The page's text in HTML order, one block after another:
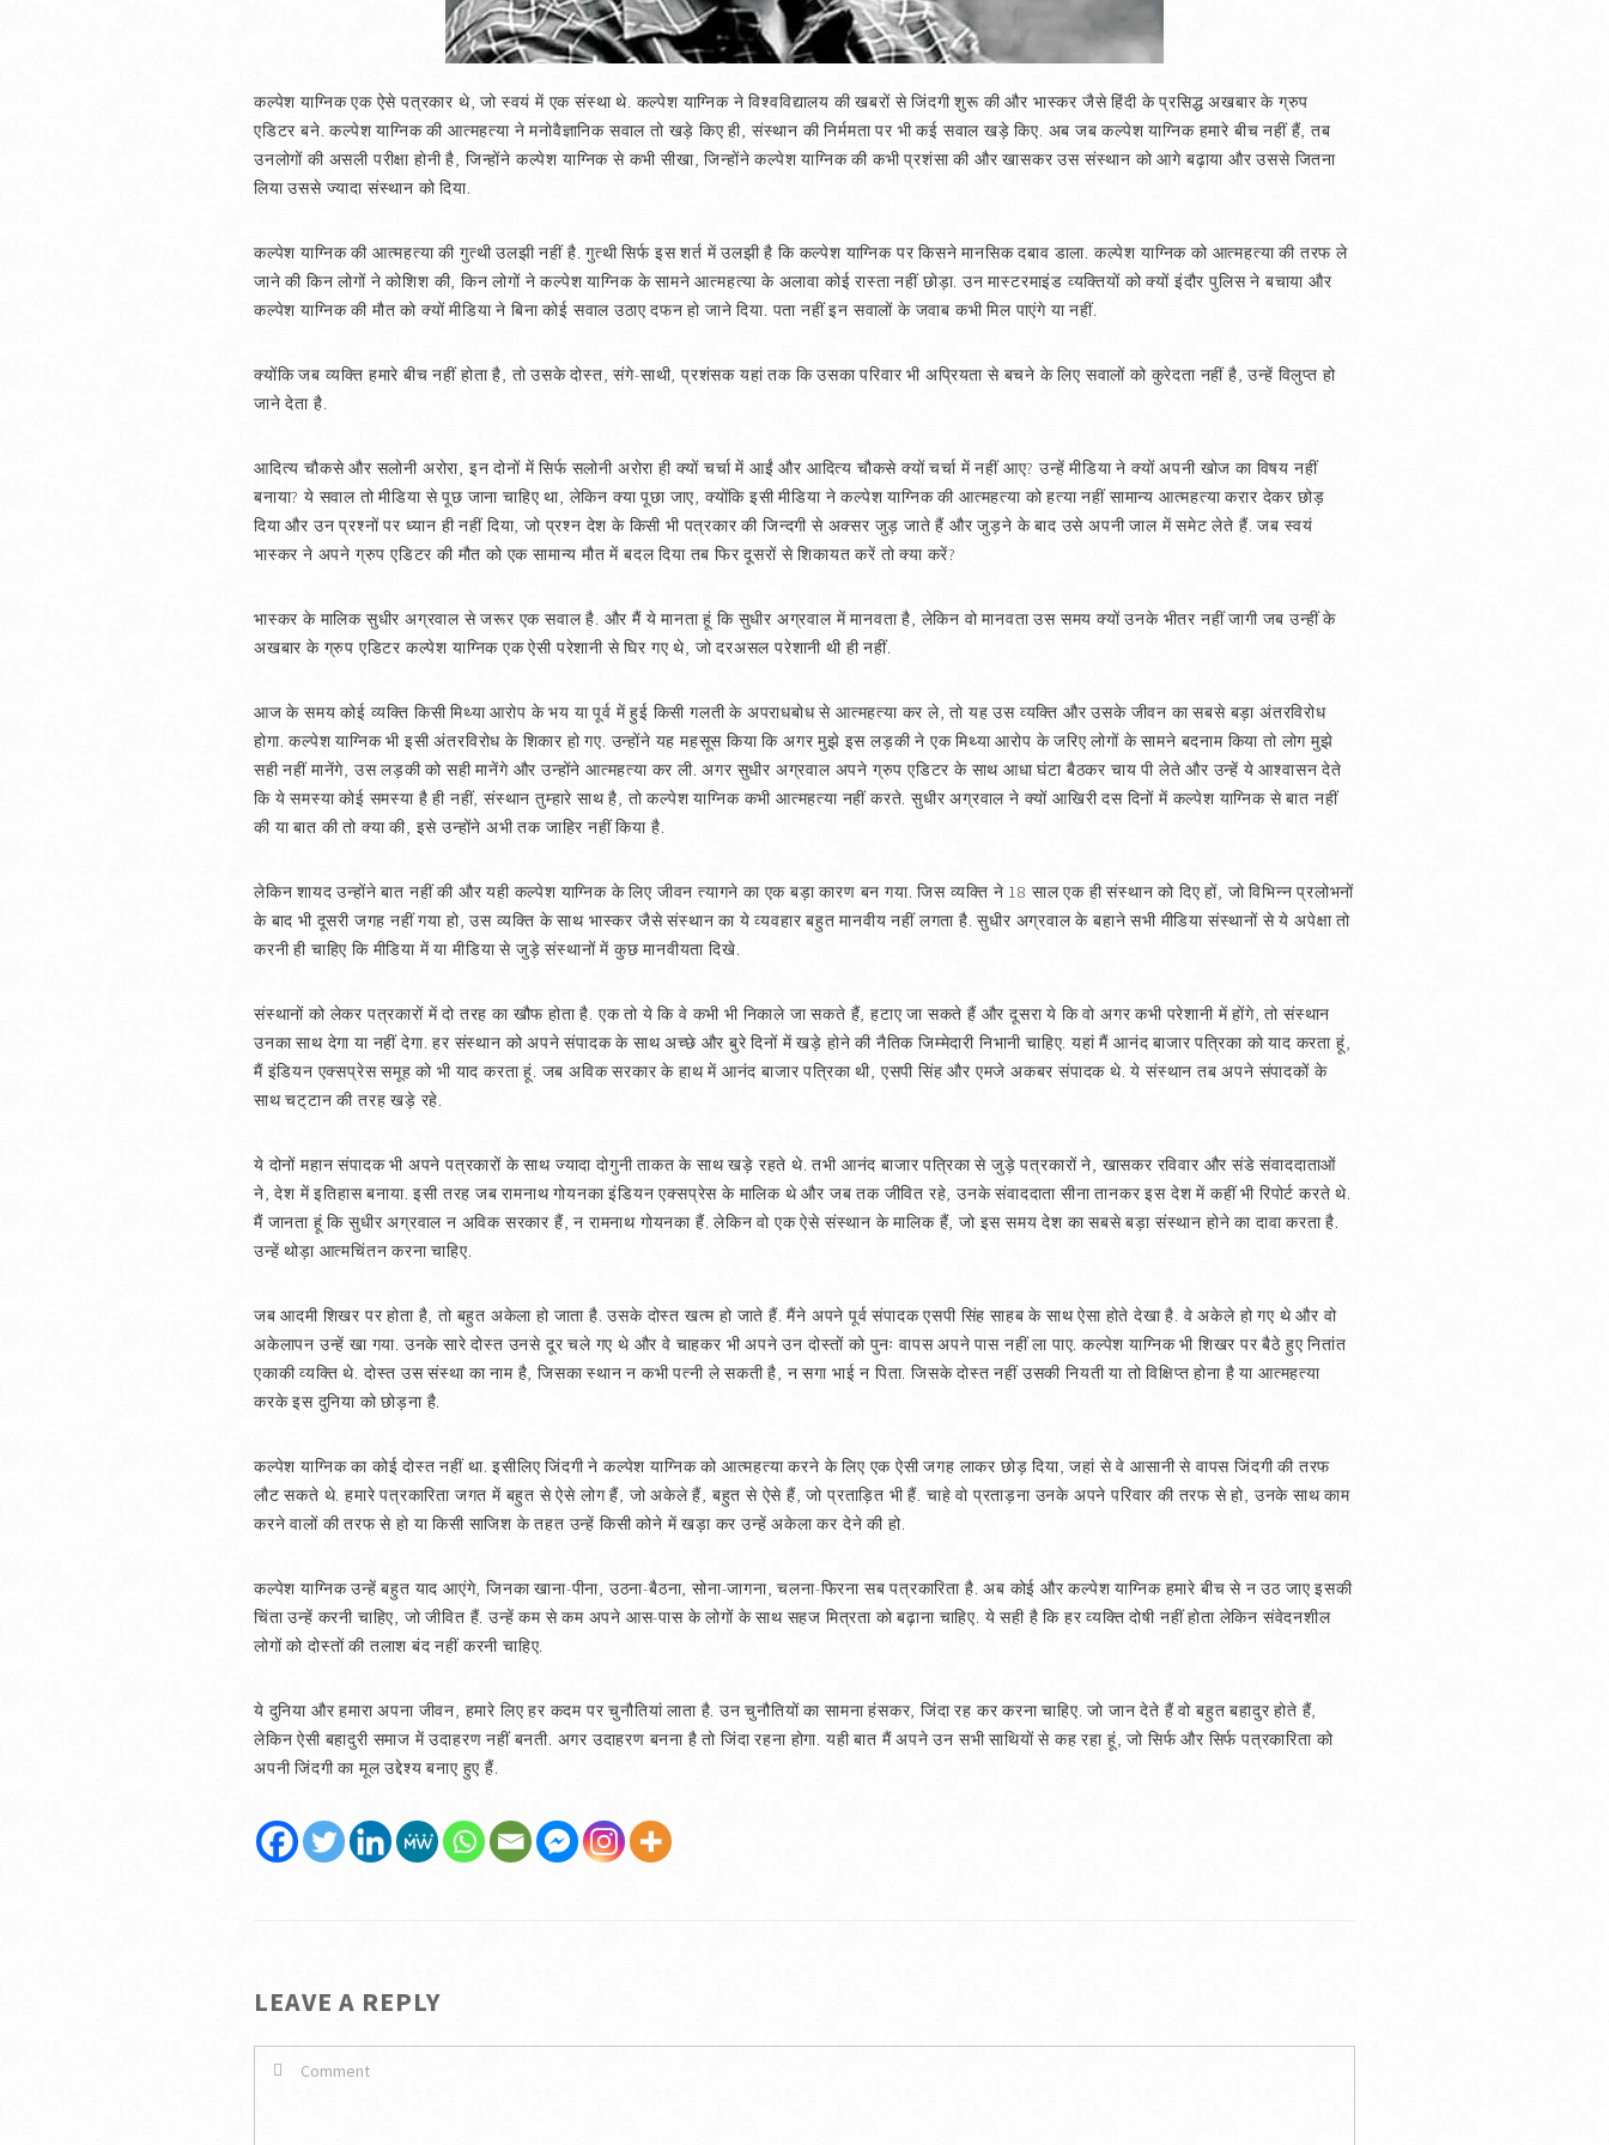
कल्पेश याग्निक एक ऐसे पत्रकार थे, जो स्वयं में एक संस्था थे. कल्पेश याग्निक ने विश्वविद्यालय की खबरों से जिंदगी शुरू की और भास्कर जैसे हिंदी के प्रसिद्ध अखबार के ग्रुप
एडिटर बने. कल्पेश याग्निक की आत्महत्या ने मनोवैज्ञानिक सवाल तो खड़े किए ही, संस्थान की निर्ममता पर भी कई सवाल खड़े किए. अब जब कल्पेश याग्निक हमारे बीच नहीं हैं, तब
उनलोगों की असली परीक्षा होनी है, जिन्होंने कल्पेश याग्निक से कभी सीखा, जिन्होंने कल्पेश याग्निक की कभी प्रशंसा की और खासकर उस संस्थान को आगे बढ़ाया और उससे जितना
लिया उससे ज्यादा संस्थान को दिया.
कल्पेश याग्निक की आत्महत्या की गुत्थी उलझी नहीं है. गुत्थी सिर्फ इस शर्त में उलझी है कि कल्पेश याग्निक पर किसने मानसिक दबाव डाला. कल्पेश याग्निक को आत्महत्या की तरफ ले
जाने की किन लोगों ने कोशिश की, किन लोगों ने कल्पेश याग्निक के सामने आत्महत्या के अलावा कोई रास्ता नहीं छोड़ा. उन मास्टरमाइंड व्यक्तियों को क्यों इंदौर पुलिस ने बचाया और
कल्पेश याग्निक की मौत को क्यों मीडिया ने बिना कोई सवाल उठाए दफन हो जाने दिया. पता नहीं इन सवालों के जवाब कभी मिल पाएंगे या नहीं.
क्योंकि जब व्यक्ति हमारे बीच नहीं होता है, तो उसके दोस्त, संगे-साथी, प्रशंसक यहां तक कि उसका परिवार भी अप्रियता से बचने के लिए सवालों को कुरेदता नहीं है, उन्हें विलुप्त हो
जाने देता है.
आदित्य चौकसे और सलोनी अरोरा, इन दोनों में सिर्फ सलोनी अरोरा ही क्यों चर्चा में आईं और आदित्य चौकसे क्यों चर्चा में नहीं आए? उन्हें मीडिया ने क्यों अपनी खोज का विषय नहीं
बनाया? ये सवाल तो मीडिया से पूछ जाना चाहिए था, लेकिन क्या पूछा जाए, क्योंकि इसी मीडिया ने कल्पेश याग्निक की आत्महत्या को हत्या नहीं सामान्य आत्महत्या करार देकर छोड़
दिया और उन प्रश्नों पर ध्यान ही नहीं दिया, जो प्रश्न देश के किसी भी पत्रकार की जिन्दगी से अक्सर जुड़ जाते हैं और जुड़ने के बाद उसे अपनी जाल में समेट लेते हैं. जब स्वयं
भास्कर ने अपने ग्रुप एडिटर की मौत को एक सामान्य मौत में बदल दिया तब फिर दूसरों से शिकायत करें तो क्या करें?
भास्कर के मालिक सुधीर अग्रवाल से जरूर एक सवाल है. और मैं ये मानता हूं कि सुधीर अग्रवाल में मानवता है, लेकिन वो मानवता उस समय क्यों उनके भीतर नहीं जागी जब उन्हीं के
अखबार के ग्रुप एडिटर कल्पेश याग्निक एक ऐसी परेशानी से घिर गए थे, जो दरअसल परेशानी थी ही नहीं.
आज के समय कोई व्यक्ति किसी मिथ्या आरोप के भय या पूर्व में हुई किसी गलती के अपराधबोध से आत्महत्या कर ले, तो यह उस व्यक्ति और उसके जीवन का सबसे बड़ा अंतरविरोध
होगा. कल्पेश याग्निक भी इसी अंतरविरोध के शिकार हो गए. उन्होंने यह महसूस किया कि अगर मुझे इस लड़की ने एक मिथ्या आरोप के जरिए लोगों के सामने बदनाम किया तो लोग मुझे
सही नहीं मानेंगे, उस लड़की को सही मानेंगे और उन्होंने आत्महत्या कर ली. अगर सुधीर अग्रवाल अपने ग्रुप एडिटर के साथ आधा घंटा बैठकर चाय पी लेते और उन्हें ये आश्वासन देते
कि ये समस्या कोई समस्या है ही नहीं, संस्थान तुम्हारे साथ है, तो कल्पेश याग्निक कभी आत्महत्या नहीं करते. सुधीर अग्रवाल ने क्यों आखिरी दस दिनों में कल्पेश याग्निक से बात नहीं
की या बात की तो क्या की, इसे उन्होंने अभी तक जाहिर नहीं किया है.
लेकिन शायद उन्होंने बात नहीं की और यही कल्पेश याग्निक के लिए जीवन त्यागने का एक बड़ा कारण बन गया. जिस व्यक्ति ने 18 साल एक ही संस्थान को दिए हों, जो विभिन्न प्रलोभनों
के बाद भी दूसरी जगह नहीं गया हो, उस व्यक्ति के साथ भास्कर जैसे संस्थान का ये व्यवहार बहुत मानवीय नहीं लगता है. सुधीर अग्रवाल के बहाने सभी मीडिया संस्थानों से ये अपेक्षा तो
करनी ही चाहिए कि मीडिया में या मीडिया से जुड़े संस्थानों में कुछ मानवीयता दिखे.
संस्थानों को लेकर पत्रकारों में दो तरह का खौफ होता है. एक तो ये कि वे कभी भी निकाले जा सकते हैं, हटाए जा सकते हैं और दूसरा ये कि वो अगर कभी परेशानी में होंगे, तो संस्थान
उनका साथ देगा या नहीं देगा. हर संस्थान को अपने संपादक के साथ अच्छे और बुरे दिनों में खड़े होने की नैतिक जिम्मेदारी निभानी चाहिए. यहां मैं आनंद बाजार पत्रिका को याद करता हूं,
मैं इंडियन एक्सप्रेस समूह को भी याद करता हूं. जब अविक सरकार के हाथ में आनंद बाजार पत्रिका थी, एसपी सिंह और एमजे अकबर संपादक थे. ये संस्थान तब अपने संपादकों के
साथ चट्‌टान की तरह खड़े रहे.
ये दोनों महान संपादक भी अपने पत्रकारों के साथ ज्यादा दोगुनी ताकत के साथ खड़े रहते थे. तभी आनंद बाजार पत्रिका से जुड़े पत्रकारों ने, खासकर रविवार और संडे संवाददाताओं
ने, देश में इतिहास बनाया. इसी तरह जब रामनाथ गोयनका इंडियन एक्सप्रेस के मालिक थे और जब तक जीवित रहे, उनके संवाददाता सीना तानकर इस देश में कहीं भी रिपोर्ट करते थे.
मैं जानता हूं कि सुधीर अग्रवाल न अविक सरकार हैं, न रामनाथ गोयनका हैं. लेकिन वो एक ऐसे संस्थान के मालिक हैं, जो इस समय देश का सबसे बड़ा संस्थान होने का दावा करता है.
उन्हें थोड़ा आत्मचिंतन करना चाहिए.
जब आदमी शिखर पर होता है, तो बहुत अकेला हो जाता है. उसके दोस्त खत्म हो जाते हैं. मैंने अपने पूर्व संपादक एसपी सिंह साहब के साथ ऐसा होते देखा है. वे अकेले हो गए थे और वो
अकेलापन उन्हें खा गया. उनके सारे दोस्त उनसे दूर चले गए थे और वे चाहकर भी अपने उन दोस्तों को पुनः वापस अपने पास नहीं ला पाए. कल्पेश याग्निक भी शिखर पर बैठे हुए नितांत
एकाकी व्यक्ति थे. दोस्त उस संस्था का नाम है, जिसका स्थान न कभी पत्नी ले सकती है, न सगा भाई न पिता. जिसके दोस्त नहीं उसकी नियती या तो विक्षिप्त होना है या आत्महत्या
करके इस दुनिया को छोड़ना है.
कल्पेश याग्निक का कोई दोस्त नहीं था. इसीलिए जिंदगी ने कल्पेश याग्निक को आत्महत्या करने के लिए एक ऐसी जगह लाकर छोड़ दिया, जहां से वे आसानी से वापस जिंदगी की तरफ
लौट सकते थे. हमारे पत्रकारिता जगत में बहुत से ऐसे लोग हैं, जो अकेले हैं, बहुत से ऐसे हैं, जो प्रताड़ित भी हैं. चाहे वो प्रताड़ना उनके अपने परिवार की तरफ से हो, उनके साथ काम
करने वालों की तरफ से हो या किसी साजिश के तहत उन्हें किसी कोने में खड़ा कर उन्हें अकेला कर देने की हो.
कल्पेश याग्निक उन्हें बहुत याद आएंगे, जिनका खाना-पीना, उठना-बैठना, सोना-जागना, चलना-फिरना सब पत्रकारिता है. अब कोई और कल्पेश याग्निक हमारे बीच से न उठ जाए इसकी
चिंता उन्हें करनी चाहिए, जो जीवित हैं. उन्हें कम से कम अपने आस-पास के लोगों के साथ सहज मित्रता को बढ़ाना चाहिए. ये सही है कि हर व्यक्ति दोषी नहीं होता लेकिन संवेदनशील
लोगों को दोस्तों की तलाश बंद नहीं करनी चाहिए.
ये दुनिया और हमारा अपना जीवन, हमारे लिए हर कदम पर चुनौतियां लाता है. उन चुनौतियों का सामना हंसकर, जिंदा रह कर करना चाहिए. जो जान देते हैं वो बहुत बहादुर होते हैं,
लेकिन ऐसी बहादुरी समाज में उदाहरण नहीं बनती. अगर उदाहरण बनना है तो जिंदा रहना होगा. यही बात मैं अपने उन सभी साथियों से कह रहा हूं, जो सिर्फ और सिर्फ पत्रकारिता को
अपनी जिंदगी का मूल उद्देश्य बनाए हुए हैं.
LEAVE A REPLY